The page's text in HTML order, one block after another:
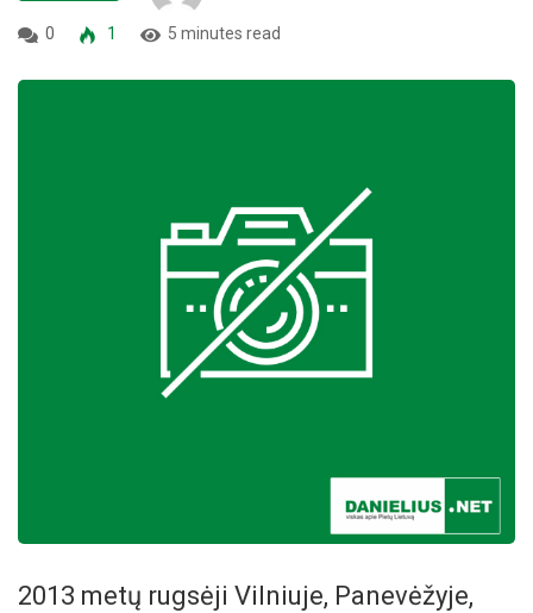
0 1 5 minutes read
2013 metų rugsėji Vilniuje, Panevėžyje,